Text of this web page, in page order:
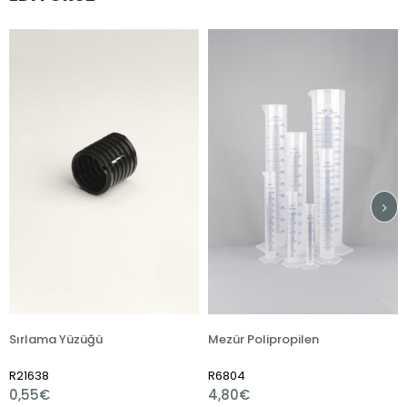
Yüzüğü Mezür Polipropilen
R6804
4,80€